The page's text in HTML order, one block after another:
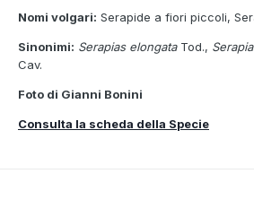
Nomi volgari: Serapide a fiori piccoli,
Sinonimi: Serapias elongataTod.,
Cav.
Foto di Gianni Bonini
Consulta la scheda della Specie